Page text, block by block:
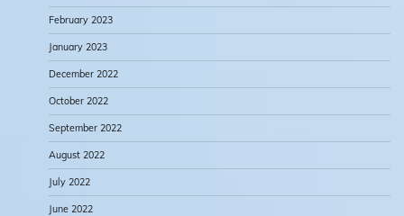
February 2023
January 2023
December 2022
October 2022
September 2022
August 2022
July 2022
June 2022